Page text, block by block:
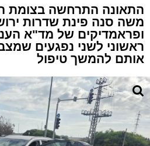
התאונה התרחשה בצומת
משה סנה פינת שדרות
ופראמדיקים של מד"א
ראשוני לשני נפגעים
אותם להמשך טיפול